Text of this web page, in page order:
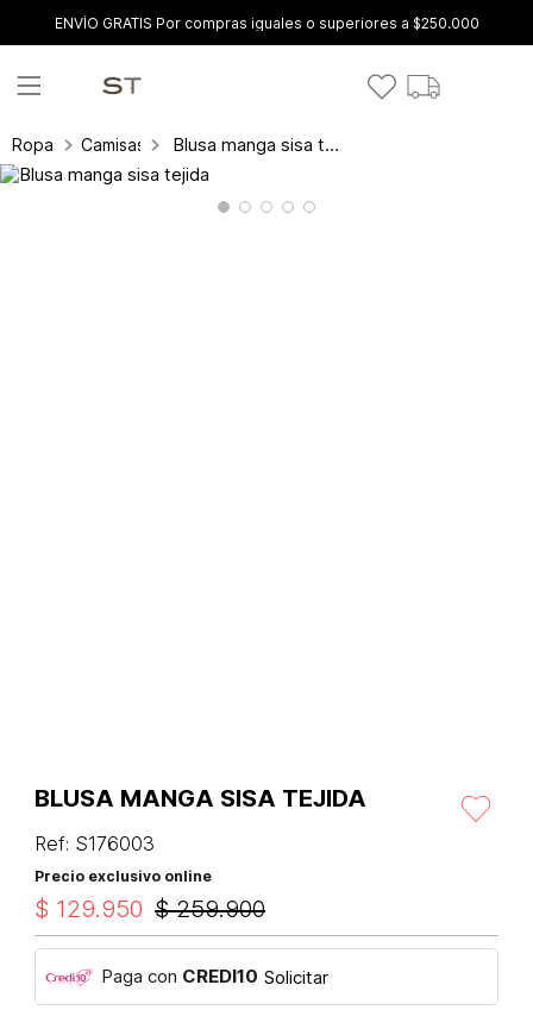
ENVÍO GRATIS Por compras iguales o superiores a $250.000
Ropa Camisas y blusas Blusa manga sisa tejida
BLUSA MANGA SISA TEJIDA
Ref: S176003
Precio exclusivo online
$ 259.900
$ 129.950
Paga con CREDI10 Solicitar